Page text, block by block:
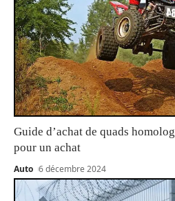
Guide d’achat de quads
pour un achat
Auto 6 décembre 2024